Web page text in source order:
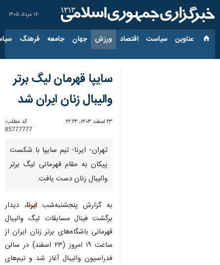
۱۶ مرداد ۱۴۰۵
عناوین‌ سیاست اقتصاد ورزش جهان جامعه فرهنگ
سایپا قهرمان لیگ برتر
والیبال زنان ایران شد
۲۳ اسفند ۱۴۰۳، ۲۲:۲۴
کد مطلب:
85777777
تهران- ایرنا- تیم سایپا با شکست
پیکان به مقام قهرمانی لیگ برتر
والیبال زنان دست یافت.
به گزارش پنجشنبه‌شب ایرنا، دیدار
برگشت فینال مسابقات لیگ والیبال
قهرمانی باشگاه‌های برتر زنان ایران از
ساعت ۱۹ امروز (۲۳ اسفند) در سالن
فدراسیون والیبال آغاز شد و تیم‌های